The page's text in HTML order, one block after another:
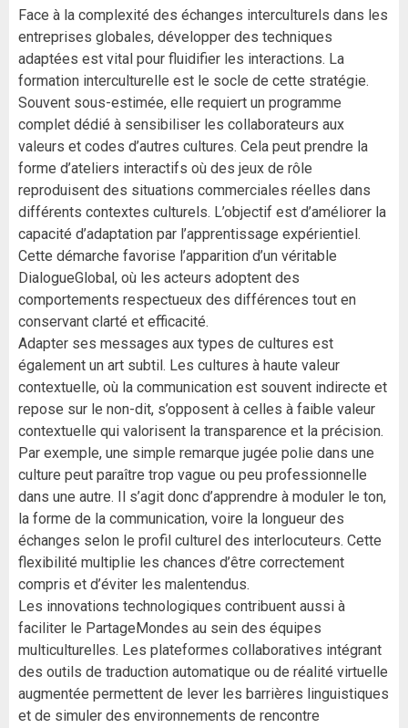
Face à la complexité des échanges interculturels dans les
entreprises globales, développer des techniques
adaptées est vital pour fluidifier les interactions. La
formation interculturelle est le socle de cette stratégie.
Souvent sous-estimée, elle requiert un programme
complet dédié à sensibiliser les collaborateurs aux
valeurs et codes d’autres cultures. Cela peut prendre la
forme d’ateliers interactifs où des jeux de rôle
reproduisent des situations commerciales réelles dans
différents contextes culturels. L’objectif est d’améliorer la
capacité d’adaptation par l’apprentissage expérientiel.
Cette démarche favorise l’apparition d’un véritable
DialogueGlobal, où les acteurs adoptent des
comportements respectueux des différences tout en
conservant clarté et efficacité.
Adapter ses messages aux types de cultures est
également un art subtil. Les cultures à haute valeur
contextuelle, où la communication est souvent indirecte et
repose sur le non-dit, s’opposent à celles à faible valeur
contextuelle qui valorisent la transparence et la précision.
Par exemple, une simple remarque jugée polie dans une
culture peut paraître trop vague ou peu professionnelle
dans une autre. Il s’agit donc d’apprendre à moduler le ton,
la forme de la communication, voire la longueur des
échanges selon le profil culturel des interlocuteurs. Cette
flexibilité multiplie les chances d’être correctement
compris et d’éviter les malentendus.
Les innovations technologiques contribuent aussi à
faciliter le PartageMondes au sein des équipes
multiculturelles. Les plateformes collaboratives intégrant
des outils de traduction automatique ou de réalité virtuelle
augmentée permettent de lever les barrières linguistiques
et de simuler des environnements de rencontre